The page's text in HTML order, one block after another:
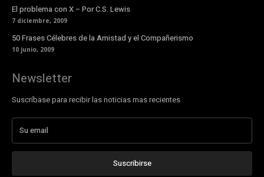
El problema con X – Por C.S. Lewis
7 diciembre, 2009
50 Frases Célebres de la Amistad y el Compañerismo
10 junio, 2009
Newsletter
Suscríbase para recibir las noticias mas recientes
Suscribirse